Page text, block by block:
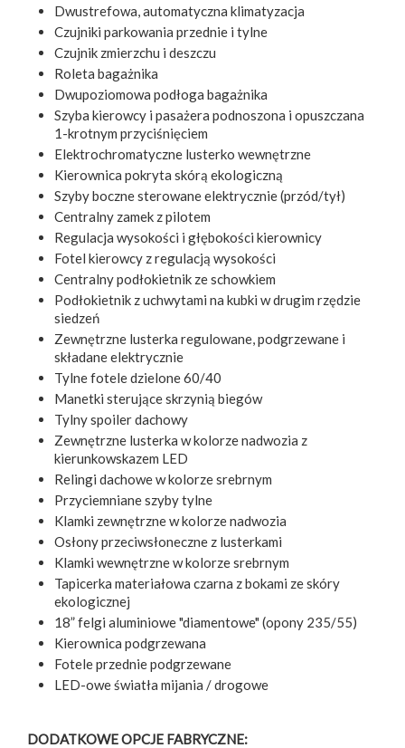
Dwustrefowa, automatyczna klimatyzacja
Czujniki parkowania przednie i tylne
Czujnik zmierzchu i deszczu
Roleta bagażnika
Dwupoziomowa podłoga bagażnika
Szyba kierowcy i pasażera podnoszona i opuszczana
1-krotnym przyciśnięciem
Elektrochromatyczne lusterko wewnętrzne
Kierownica pokryta skórą ekologiczną
Szyby boczne sterowane elektrycznie (przód/tył)
Centralny zamek z pilotem
Regulacja wysokości i głębokości kierownicy
Fotel kierowcy z regulacją wysokości
Centralny podłokietnik ze schowkiem
Podłokietnik z uchwytami na kubki w drugim rzędzie
siedzeń
Zewnętrzne lusterka regulowane, podgrzewane i
składane elektrycznie
Tylne fotele dzielone 60/40
Manetki sterujące skrzynią biegów
Tylny spoiler dachowy
Zewnętrzne lusterka w kolorze nadwozia z
kierunkowskazem LED
Relingi dachowe w kolorze srebrnym
Przyciemniane szyby tylne
Klamki zewnętrzne w kolorze nadwozia
Osłony przeciwsłoneczne z lusterkami
Klamki wewnętrzne w kolorze srebrnym
Tapicerka materiałowa czarna z bokami ze skóry
ekologicznej
18” felgi aluminiowe "diamentowe" (opony 235/55)
Kierownica podgrzewana
Fotele przednie podgrzewane
LED-owe światła mijania / drogowe
DODATKOWE OPCJE FABRYCZNE: